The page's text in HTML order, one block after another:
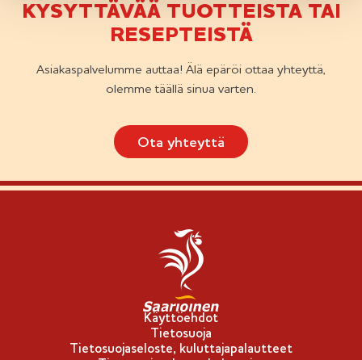
KYSYTTÄVÄÄ TUOTTEISTA TAI
RESEPTEISTÄ
Asiakaspalvelumme auttaa! Älä epäröi ottaa yhteyttä,
olemme täällä sinua varten.
Ota yhteyttä
Käyttöehdot
Tietosuoja
Tietosuojaseloste, kuluttajapalautteet